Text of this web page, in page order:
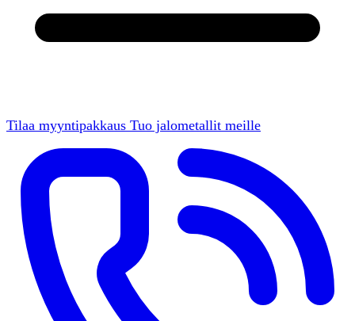
Tilaa myyntipakkaus Tuo jalometallit meille